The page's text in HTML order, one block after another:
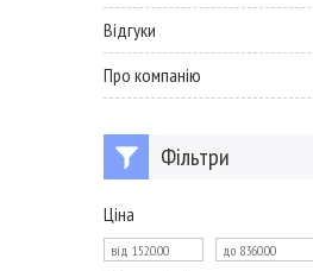
Відгуки
Про компанію
Фільтри
Ціна